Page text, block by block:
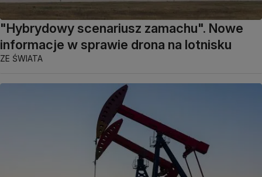
"Hybrydowy scenariusz zamachu". Nowe
informacje w sprawie drona na lotnisku
ZE ŚWIATA